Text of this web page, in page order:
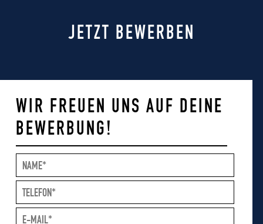
JETZT BEWERBEN
WIR FREUEN UNS AUF DEINE
BEWERBUNG!